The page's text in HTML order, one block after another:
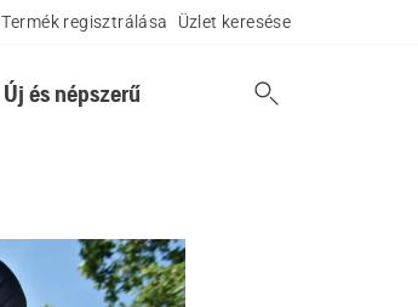
Termék regisztrálása Üzlet keresése
Új és népszerű